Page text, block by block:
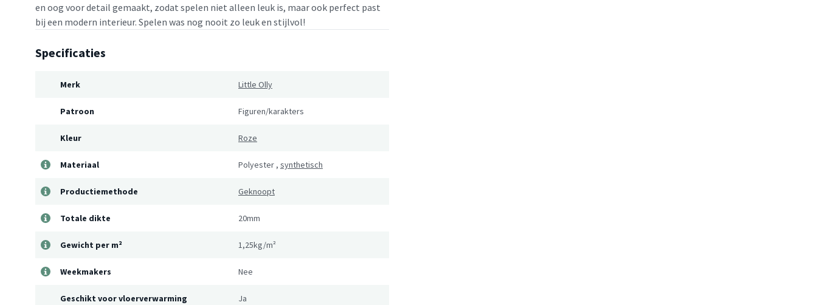
en oog voor detail gemaakt, zodat spelen niet alleen leuk is, maar ook perfect past
bij een modern interieur. Spelen was nog nooit zo leuk en stijlvol!
Specificaties
Merk Little Olly
Patroon Figuren/karakters
Kleur Roze
Materiaal Polyester , synthetisch
Productiemethode Geknoopt
Totale dikte 20mm
Gewicht per m² 1,25kg/m²
Weekmakers Nee
Geschikt voor vloerverwarming Ja